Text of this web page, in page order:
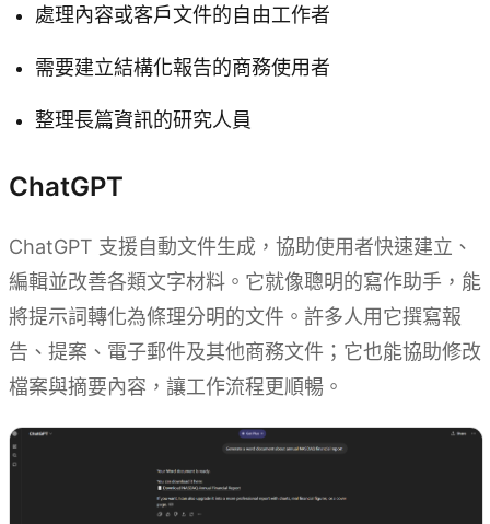
處理內容或客戶文件的自由工作者
需要建立結構化報告的商務使用者
整理長篇資訊的研究人員
ChatGPT
ChatGPT 支援自動文件生成，協助使用者快速建立、
編輯並改善各類文字材料。它就像聰明的寫作助手，能
將提示詞轉化為條理分明的文件。許多人用它撰寫報
告、提案、電子郵件及其他商務文件；它也能協助修改
檔案與摘要內容，讓工作流程更順暢。